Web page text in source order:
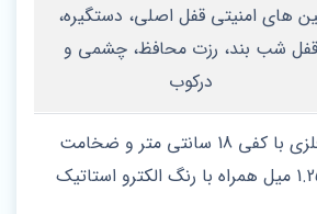
های امنیتی قفل اصلی، دستگیره،
قفل شب بند، رزت محافظ، چشمی و
درکوب
فلزی با کفی 18 سانتی متر و ضخامت
رنگ الکترو استاتیک